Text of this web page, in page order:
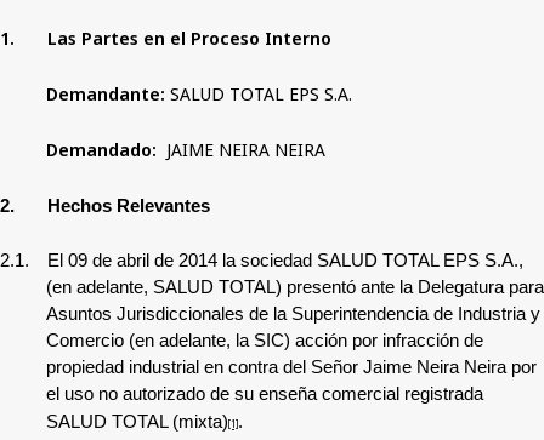
1. Las Partes en el Proceso Interno
Demandante: SALUD TOTAL EPS S.A.
Demandado: JAIME NEIRA NEIRA
2. Hechos Relevantes
2.1.
El 09 de abril de 2014 la sociedad SALUD TOTAL EPS S.A.,
(en adelante, SALUD TOTAL) presentó ante la Delegatura para
Asuntos Jurisdiccionales de la Superintendencia de Industria y
Comercio (en adelante, la SIC) acción por infracción de
propiedad industrial en contra del Señor Jaime Neira Neira por
el uso no autorizado de su enseña comercial registrada
SALUD TOTAL (mixta)[1].